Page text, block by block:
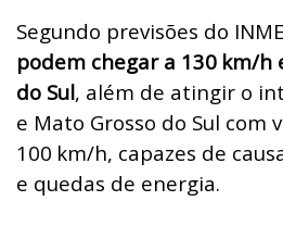
Segundo previsões do
podem chegar a 130 km/h
do Sul, além de atingir o
e Mato Grosso do Sul com
100 km/h, capazes de
e quedas de energia.